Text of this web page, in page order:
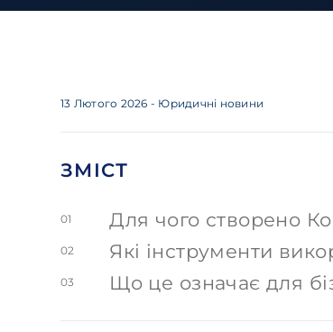
13 Лютого 2026 - Юридичні новини
ЗМІСТ
01 Для чого створено
02 Які інструменти
03 Що це означає для